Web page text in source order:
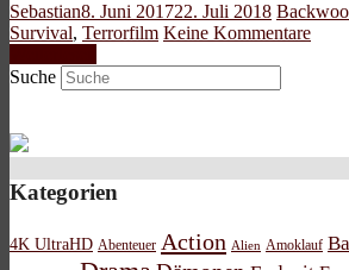
Sebastian8. Juni 201722. Juli 2018
Survival, Terrorfilm Keine Kommentare
Suche
Kategorien
4K UltraHD Abenteuer Action Alien Amoklauf